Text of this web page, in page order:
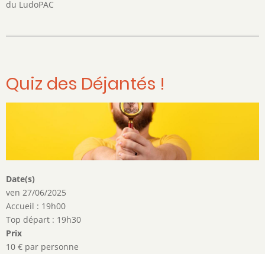
du LudoPAC
Quiz des Déjantés !
Date(s)
ven 27/06/2025
Accueil : 19h00
Top départ : 19h30
Prix
10 € par personne